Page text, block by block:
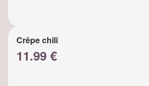
Crêpe chili
11.99 €